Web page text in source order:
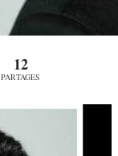
12
PARTAGES